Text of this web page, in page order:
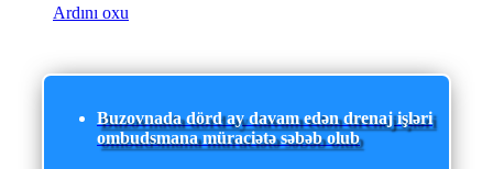
Ardını oxu
Buzovnada dörd ay davam edən drenaj işləri
ombudsmana müraciətə səbəb olub